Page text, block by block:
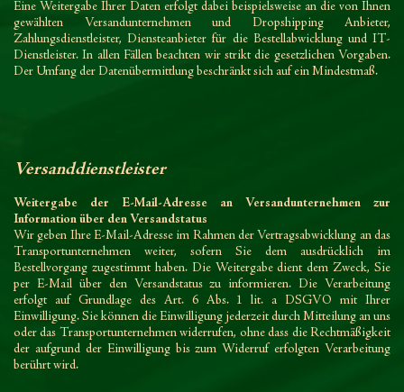
Eine Weitergabe Ihrer Daten erfolgt dabei beispielsweise an die von Ihnen
gewählten Versandunternehmen und Dropshipping Anbieter,
Zahlungsdienstleister, Diensteanbieter für die Bestellabwicklung und IT-
Dienstleister. In allen Fällen beachten wir strikt die gesetzlichen Vorgaben.
Der Umfang der Datenübermittlung beschränkt sich auf ein Mindestmaß.
Versanddienstleister
Weitergabe der E-Mail-Adresse an Versandunternehmen zur
Information über den Versandstatus
Wir geben Ihre E-Mail-Adresse im Rahmen der Vertragsabwicklung an das
Transportunternehmen weiter, sofern Sie dem ausdrücklich im
Bestellvorgang zugestimmt haben. Die Weitergabe dient dem Zweck, Sie
per E-Mail über den Versandstatus zu informieren. Die Verarbeitung
erfolgt auf Grundlage des Art. 6 Abs. 1 lit. a DSGVO mit Ihrer
Einwilligung. Sie können die Einwilligung jederzeit durch Mitteilung an uns
oder das Transportunternehmen widerrufen, ohne dass die Rechtmäßigkeit
der aufgrund der Einwilligung bis zum Widerruf erfolgten Verarbeitung
berührt wird.